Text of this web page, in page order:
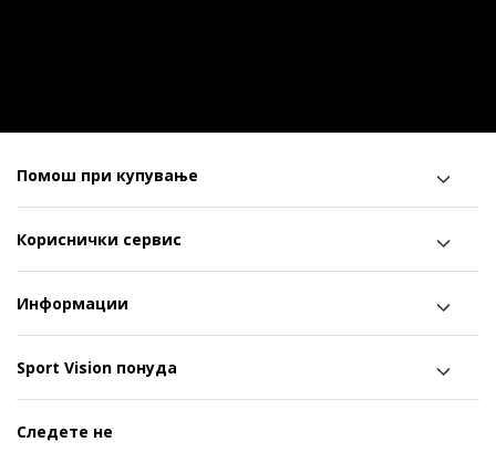
Помош при купување
Кориснички сервис
Информации
Sport Vision понуда
Следете не